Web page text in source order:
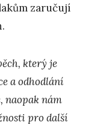
zaručují
který je
a odhodlání
naopak nám
pro další